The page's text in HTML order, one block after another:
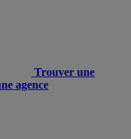
Trouver une
agence